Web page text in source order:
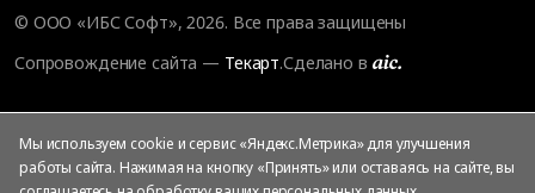
© ООО «ИБС Софт», 2026. Все права защищены
Сопровождение сайта — Текарт.Сделано в
Мы используем cookie и сервис «Яндекс.Метрика» для улучшения
работы сайта. Нажимая на кнопку «Принять» или оставаясь на сайте, вы